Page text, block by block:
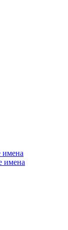
имена
имена